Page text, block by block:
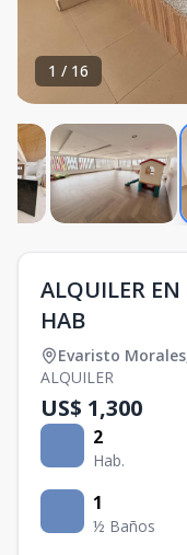
1 / 16
ALQUILER EN
HAB
Evaristo Morales
ALQUILER
US$ 1,300
2
Hab.
1
½ Baños